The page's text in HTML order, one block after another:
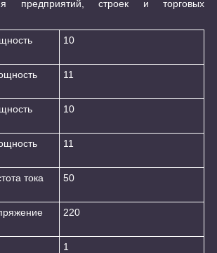
предприятий, строек и торговых
10
11
10
11
тока
50
220
1